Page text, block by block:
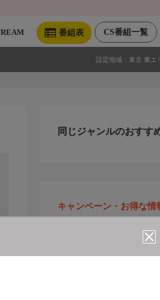
CS番組一覧
番組表
設定地域： 東京 東エ
同じジャンルのおすす
キャンペーン・お得な情